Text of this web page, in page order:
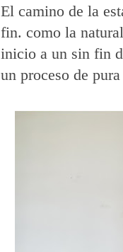
El camino de la
fin. como la
inicio a un sin fin
un proceso de